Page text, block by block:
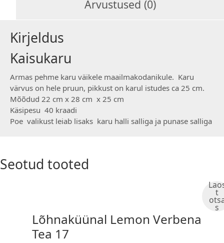
Arvustused (0)
Kirjeldus
Kaisukaru
Armas pehme karu väikele maailmakodanikule. Karu
värvus on hele pruun, pikkust on karul istudes ca 25 cm.
Mõõdud 22 cm x 28 cm x 25 cm
Käsipesu 40 kraadi
Poe valikust leiab lisaks karu halli salliga ja punase salliga
Seotud tooted
t
s
Lõhnaküünal Lemon Verbena
Tea 17